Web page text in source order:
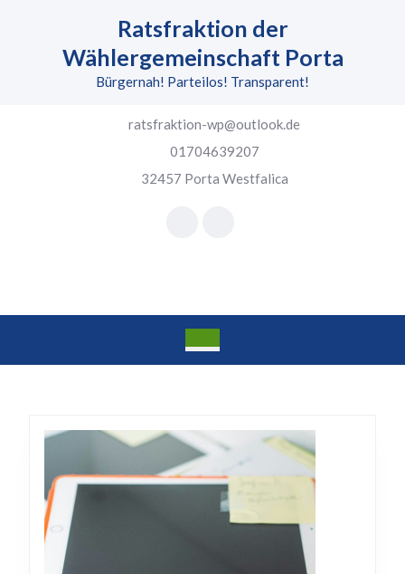
Ratsfraktion der
Wählergemeinschaft Porta
Bürgernah! Parteilos! Transparent!
ratsfraktion-wp@outlook.de
01704639207
32457 Porta Westfalica